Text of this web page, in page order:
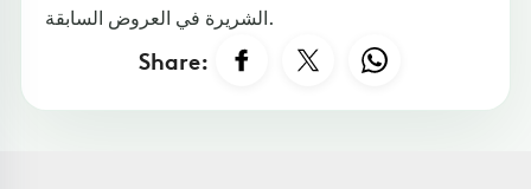
الشريرة في العروض السابقة.
Share: